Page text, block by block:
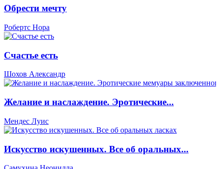
Обрести мечту
Робертс Нора
Счастье есть
Шохов Александр
Желание и наслаждение. Эротические...
Мендес Луис
Искусство искушенных. Все об оральных...